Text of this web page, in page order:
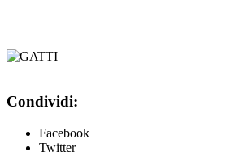
Condividi:
Facebook
Twitter